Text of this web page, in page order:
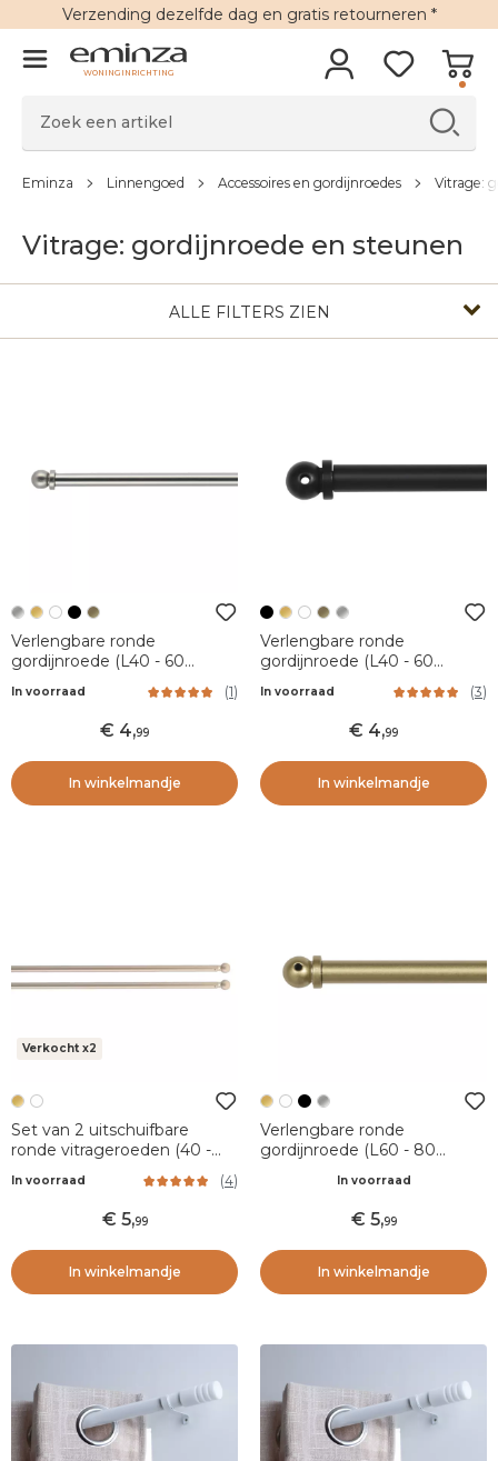
Verzending dezelfde dag en gratis retourneren *
WONINGINRICHTING
Eminza Linnengoed Accessoires en gordijnroedes Vitrage:
Vitrage: gordijnroede en steunen
ALLE FILTERS ZIEN
Verlengbare ronde
gordijnroede (L40 - 60
In voorraad (1)
4,99
In winkelmandje
Verlengbare ronde
gordijnroede (L40 - 60
mat
In voorraad (3)
4,99
In winkelmandje
Verkocht x2
Set van 2 uitschuifbare
ronde vitrageroeden (40 -
In voorraad (4)
5,99
In winkelmandje
Verlengbare ronde
gordijnroede (L60 - 80
In voorraad
5,99
In winkelmandje